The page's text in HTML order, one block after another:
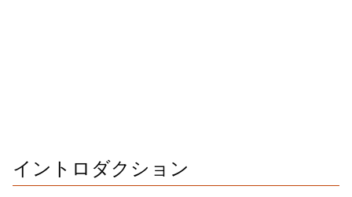
イントロダクション